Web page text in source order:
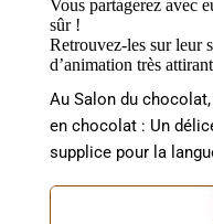
Vous partagerez avec
sûr !
Retrouvez-les sur leur
d’animation très
Au Salon du
en chocolat : Un
supplice pour la